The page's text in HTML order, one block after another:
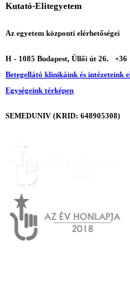
Kutató-Elitegyetem
Az egyetem központi elérhetőségei
H - 1085 Budapest, Üllői út 26.
+36
Betegellátó klinikáink és intézeteink
Egységeink térképen
SEMEDUNIV (KRID: 648905308)